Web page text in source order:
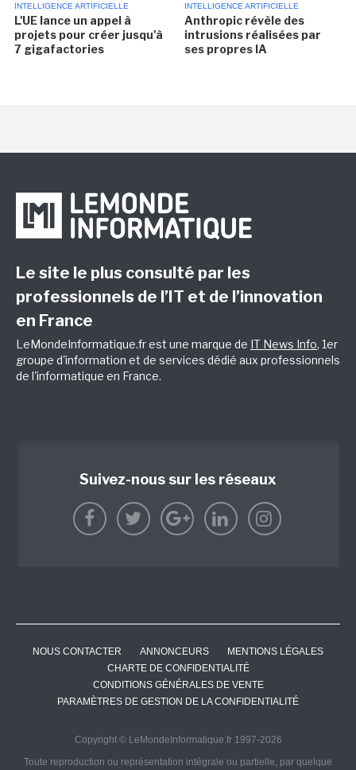
INTELLIGENCE ARTIFICIELLE
L'UE lance un appel à
projets pour créer jusqu'à
7 gigafactories
INTELLIGENCE ARTIFICIELLE
Anthropic révèle des
intrusions réalisées par
ses propres IA
Le site le plus consulté par les
professionnels de l’IT et de l’innovation
en France
LeMondeInformatique.fr est une marque de IT News Info, 1er
groupe d'information et de services dédié aux professionnels
de l'informatique en France.
Suivez-nous sur les réseaux
NOUS CONTACTER ANNONCEURS
MENTIONS LÉGALES
CHARTE DE CONFIDENTIALITÉ
CONDITIONS GÉNÉRALES DE VENTE
PARAMÈTRES DE GESTION DE LA CONFIDENTIALITÉ
Copyright © LeMondeInformatique.fr 1997-2026
Toute reproduction ou représentation intégrale ou partielle, par quelque